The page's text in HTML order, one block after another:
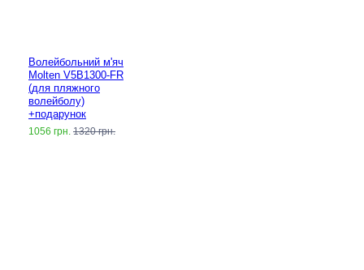
Волейбольний м'яч
Molten V5B1300-FR
(для пляжного
волейболу)
+подарунок
1056 грн. 1320 грн.